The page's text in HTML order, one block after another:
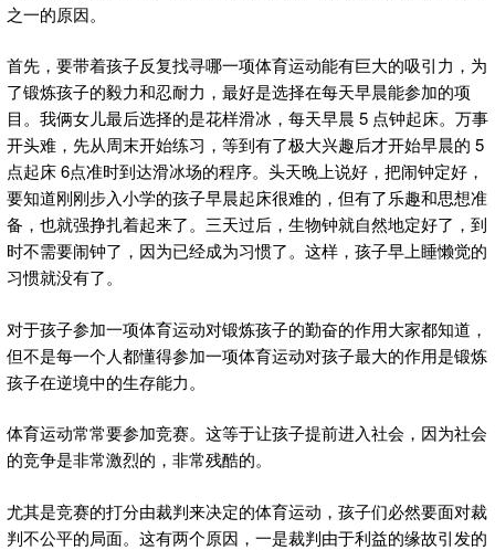
之一的原因。
首先，要带着孩子反复找寻哪一项体育运动能有巨大的吸引力，为
了锻炼孩子的毅力和忍耐力，最好是选择在每天早晨能参加的项
目。我俩女儿最后选择的是花样滑冰，每天早晨 5 点钟起床。万事
开头难，先从周末开始练习，等到有了极大兴趣后才开始早晨的 5
点起床 6点准时到达滑冰场的程序。头天晚上说好，把闹钟定好，
要知道刚刚步入小学的孩子早晨起床很难的，但有了乐趣和思想准
备，也就强挣扎着起来了。三天过后，生物钟就自然地定好了，到
时不需要闹钟了，因为已经成为习惯了。这样，孩子早上睡懒觉的
习惯就没有了。
对于孩子参加一项体育运动对锻炼孩子的勤奋的作用大家都知道，
但不是每一个人都懂得参加一项体育运动对孩子最大的作用是锻炼
孩子在逆境中的生存能力。
体育运动常常要参加竞赛。这等于让孩子提前进入社会，因为社会
的竞争是非常激烈的，非常残酷的。
尤其是竞赛的打分由裁判来决定的体育运动，孩子们必然要面对裁
判不公平的局面。这有两个原因，一是裁判由于利益的缘故引发的